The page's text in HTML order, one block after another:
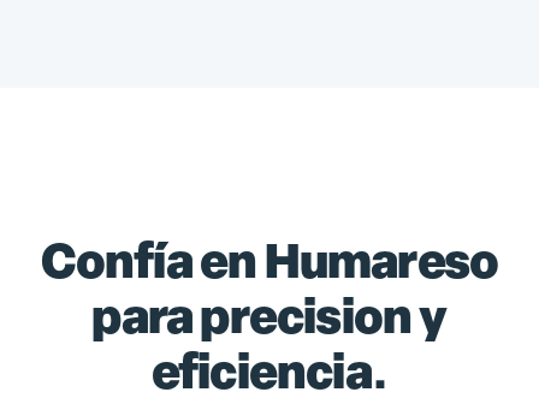
Confía en Humareso
para precision y
eficiencia.